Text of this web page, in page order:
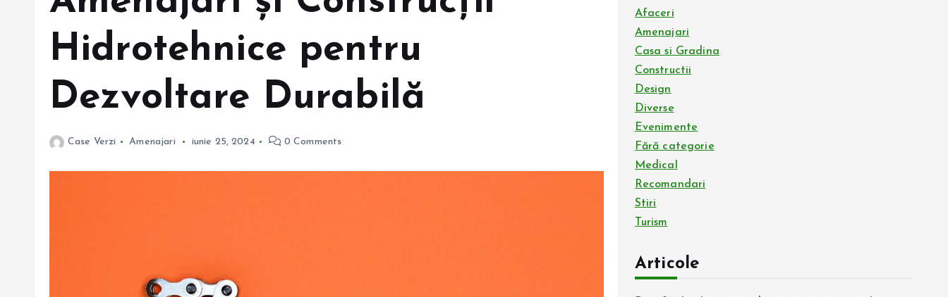
Hidrotehnice pentru
Dezvoltare Durabilă
Case Verzi Amenajari iunie 25, 2024 0 Comments
Afaceri
Amenajari
Casa si Gradina
Constructii
Design
Diverse
Evenimente
Fără categorie
Medical
Recomandari
Stiri
Turism
Articole